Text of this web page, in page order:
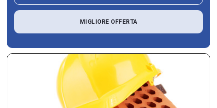
MIGLIORE OFFERTA